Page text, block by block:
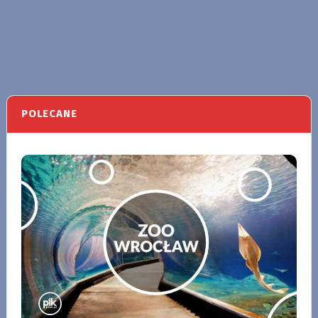
POLECANE